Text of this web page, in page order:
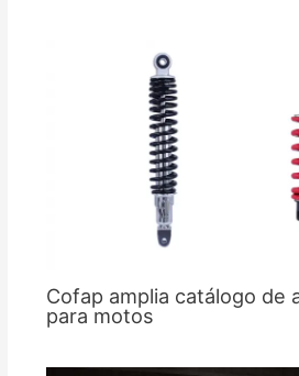
Cofap amplia catálogo de
para motos